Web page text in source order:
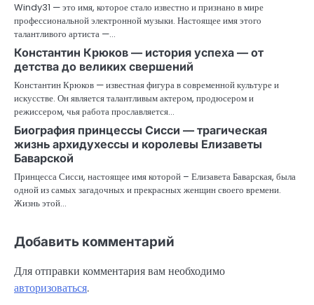
Windy31 — это имя, которое стало известно и признано в мире
профессиональной электронной музыки. Настоящее имя этого
талантливого артиста —…
Константин Крюков — история успеха — от
детства до великих свершений
Константин Крюков — известная фигура в современной культуре и
искусстве. Он является талантливым актером, продюсером и
режиссером, чья работа прославляется…
Биография принцессы Сисси — трагическая
жизнь архидухессы и королевы Елизаветы
Баварской
Принцесса Сисси, настоящее имя которой – Елизавета Баварская, была
одной из самых загадочных и прекрасных женщин своего времени.
Жизнь этой…
Добавить комментарий
Для отправки комментария вам необходимо
авторизоваться.